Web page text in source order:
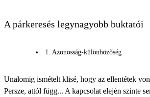
A párkeresés legynagyobb buktatói
1. Azonosság-különbözőség
Unalomig ismételt klisé, hogy az ellentétek
Persze, attól függ... A kapcsolat elején szinte